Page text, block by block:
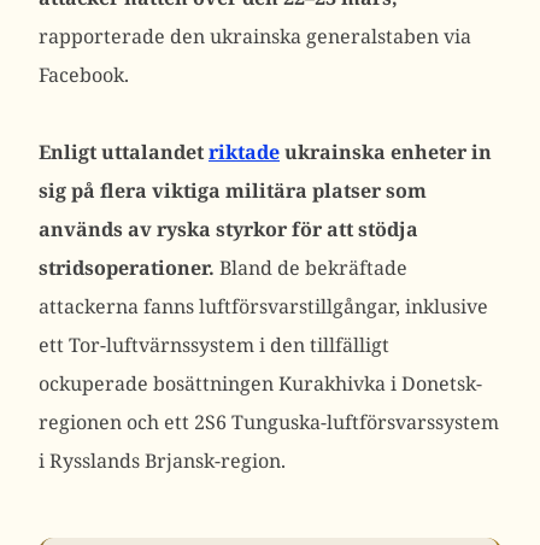
rapporterade den ukrainska generalstaben via
Facebook.
Enligt uttalandetriktadeukrainska enheter in
sig på flera viktiga militära platser som
används av ryska styrkor för att stödja
stridsoperationer. Bland de bekräftade
attackerna fanns luftförsvarstillgångar, inklusive
ett Tor-luftvärnssystem i den tillfälligt
ockuperade bosättningen Kurakhivka i Donetsk-
regionen och ett 2S6 Tunguska-luftförsvarssystem
i Rysslands Brjansk-region.